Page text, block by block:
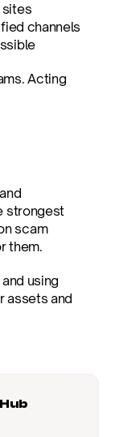
sites
channels
Acting
strongest
scam
them.
using
assets and